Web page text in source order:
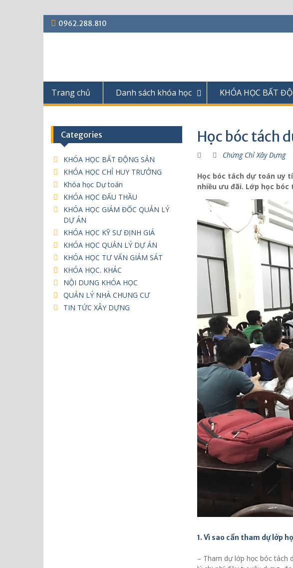
S
k
c
o
n
e
t
0962.288.810
Trang chủ Danh sách khóa học KHÓA HỌC BẤT
Học bóc tách
Chứng Chỉ Xây Dựng
Học bóc tách dự toán uy
nhiều ưu đãi. Lớp học
1. Vì sao cần tham dự lớp
– Tham dự lớp học bóc tách
Categories
KHÓA HỌC BẤT ĐỘNG SẢN
KHÓA HỌC CHỈ HUY TRƯỞNG
Khóa học Dự toán
KHÓA HỌC ĐẤU THẦU
KHÓA HỌC GIÁM ĐỐC QUẢN LÝ
DỰ ÁN
KHÓA HỌC KỸ SƯ ĐỊNH GIÁ
KHÓA HỌC QUẢN LÝ DỰ ÁN
KHÓA HỌC TƯ VẤN GIÁM SÁT
KHÓA HỌC. KHÁC
NỘI DUNG KHÓA HỌC
QUẢN LÝ NHÀ CHUNG CƯ
TIN TỨC XÂY DỰNG